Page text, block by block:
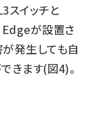
スイッチと
Edgeが設置さ
発生しても自
きます(図4)。